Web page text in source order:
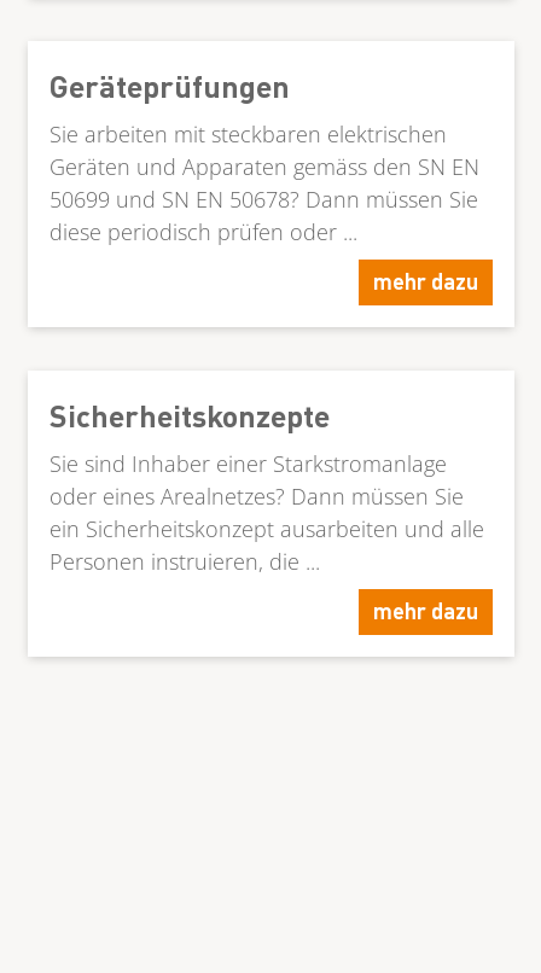
Geräteprüfungen
Sie arbeiten mit steckbaren elektrischen
Geräten und Apparaten gemäss den SN EN
50699 und SN EN 50678? Dann müssen Sie
diese periodisch prüfen oder ...
mehr dazu
Sicherheitskonzepte
Sie sind Inhaber einer Starkstromanlage
oder eines Arealnetzes? Dann müssen Sie
ein Sicherheitskonzept ausarbeiten und alle
Personen instruieren, die ...
mehr dazu